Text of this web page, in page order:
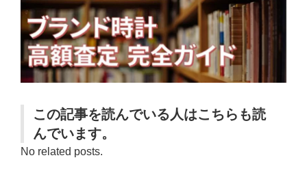
この記事を読んでいる人はこちらも読
んでいます。
No related posts.